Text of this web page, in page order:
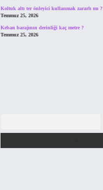
Koltuk altı ter önleyici kullanmak zararlı mı ?
Temmuz 25, 2026
Keban barajının derinliği kaç metre ?
Temmuz 25, 2026